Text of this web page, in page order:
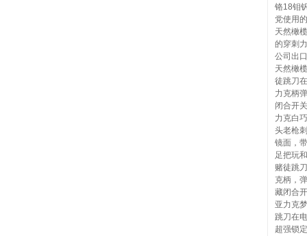
铬18钼
党使用
天然橄
的穿刺
公司出
天然橄
徒跳刀
力克柄
闭合开
力克白
头老枪
镜面，
足把玩
赌徒跳
克柄，
藏闭合
亚力克
跳刀在
超强锁